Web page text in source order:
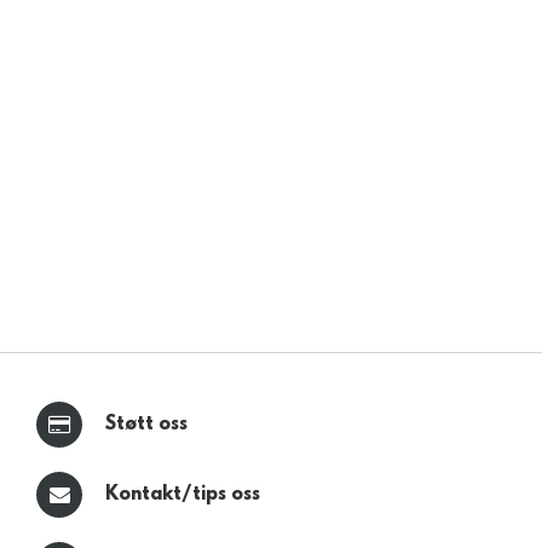
Støtt oss
Kontakt/tips oss